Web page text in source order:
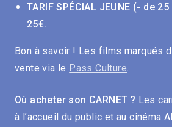
TARIF SPÉCIAL JEUNE (- de
25€.
Bon à savoir ! Les films marqués
vente via le Pass Culture
Où acheter son CARNET ? Les
à l’accueil du public et au cinéma